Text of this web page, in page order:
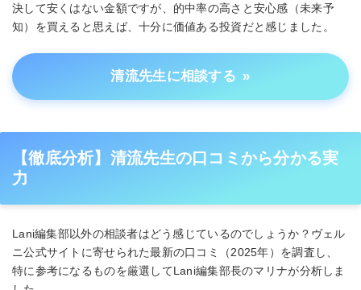
決して安くはない金額ですが、的中率の高さと安心感（未来予
知）を買えると思えば、十分に価値ある投資だと感じました。
清流先生に相談する »
【徹底分析】清流先生の口コミから分かる実
力
Lani編集部以外の相談者はどう感じているのでしょうか？ヴェル
ニ公式サイトに寄せられた最新の口コミ（2025年）を調査し、
特に参考になるものを厳選してLani編集部長のマリナが分析しま